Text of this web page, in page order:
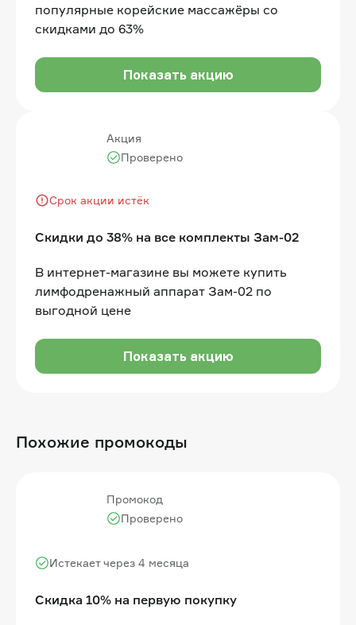
популярные корейские массажёры со
скидками до 63%
Показать акцию
Акция
Скидки до 38% на все комплекты Зам-02
Срок акции истёк
Проверено
В интернет-магазине вы можете купить
лимфодренажный аппарат Зам-02 по
выгодной цене
Показать акцию
Похожие промокоды
Промокод
Скидка 10% на первую покупку
Истекает через 4 месяца
Проверено